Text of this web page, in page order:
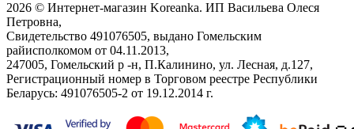
2026 © Интернет-магазин Koreanka. ИП Васильева Олеся
Петровна,
Свидетельство ‎491076505, выдано Гомельским
райисполкомом от 04.11.2013,
247005, Гомельский р -н, П.Калинино, ул. Лесная, д.127,
Регистрационный номер в Торговом реестре Республики
Беларусь: ‎491076505-2 от 19.12.2014 г.